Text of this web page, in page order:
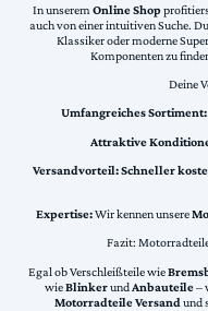
In unserem Online Shop
auch von einer intuitiven Suche.
Klassiker oder moderne
Komponenten zu
Deine
Umfangreiches Sortiment:
Attraktive
Versandvorteil:Schneller
Expertise:Wir kennen unsere
Fazit:
Egal ob Verschleißteile wie
wieBlinkerundAnbauteile–
Motorradteile Versand und